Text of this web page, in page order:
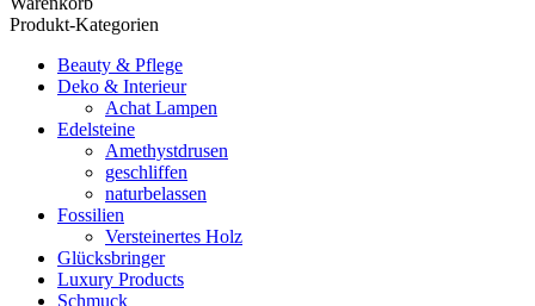
Produkt-Kategorien
Beauty & Pflege
Deko & Interieur
Achat Lampen
Edelsteine
Amethystdrusen
geschliffen
naturbelassen
Fossilien
Versteinertes Holz
Glücksbringer
Luxury Products
Schmuck